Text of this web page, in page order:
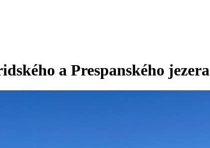
a Prespanského jezera